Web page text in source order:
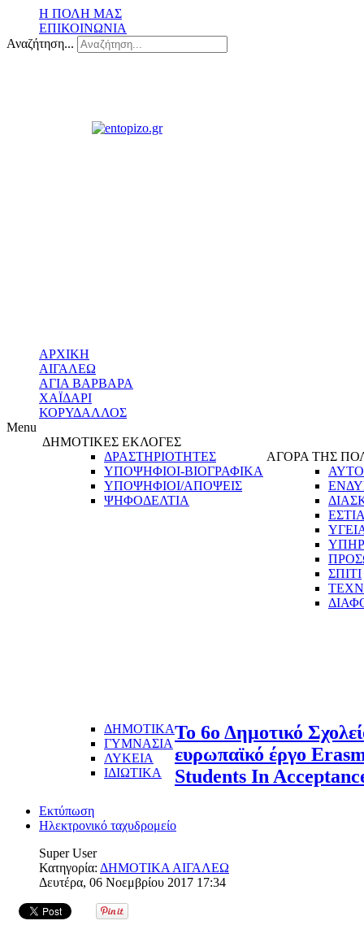
Η ΠΟΛΗ ΜΑΣ
ΕΠΙΚΟΙΝΩΝΙΑ
Αναζήτηση...
ΑΡΧΙΚΗ
ΑΙΓΑΛΕΩ
ΑΓΙΑ ΒΑΡΒΑΡΑ
ΧΑΪΔΑΡΙ
ΚΟΡΥΔΑΛΛΟΣ
Menu
ΔΗΜΟΤΙΚΕΣ ΕΚΛΟΓΕΣ
ΔΡΑΣΤΗΡΙΟΤΗΤΕΣ
ΥΠΟΨΗΦΙΟΙ-ΒΙΟΓΡΑΦΙΚΑ
ΥΠΟΨΗΦΙΟΙ/ΑΠΟΨΕΙΣ
ΨΗΦΟΔΕΛΤΙΑ
ΑΓΟΡΑ ΤΗΣ
ΣΠΙΤΙ
ΔΗΜΟΤΙΚΑ
ΓΥΜΝΑΣΙΑ
ΛΥΚΕΙΑ
ΙΔΙΩΤΙΚΑ
Το 6ο Δημοτικό
ευρωπαϊκό έργο
Students In
Εκτύπωση
Ηλεκτρονικό ταχυδρομείο
Super User
Κατηγορία: ΔΗΜΟΤΙΚΑ ΑΙΓΑΛΕΩ
Δευτέρα, 06 Νοεμβρίου 2017 17:34